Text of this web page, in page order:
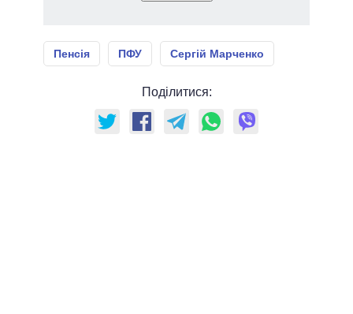
Пенсія ПФУ Сергій Марченко
Поділитися: